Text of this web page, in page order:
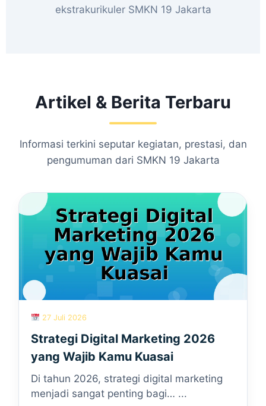
ekstrakurikuler SMKN 19 Jakarta
Artikel & Berita Terbaru
Informasi terkini seputar kegiatan, prestasi, dan
pengumuman dari SMKN 19 Jakarta
27 Juli 2026
Strategi Digital Marketing 2026
yang Wajib Kamu Kuasai
Di tahun 2026, strategi digital marketing
menjadi sangat penting bagi… ...